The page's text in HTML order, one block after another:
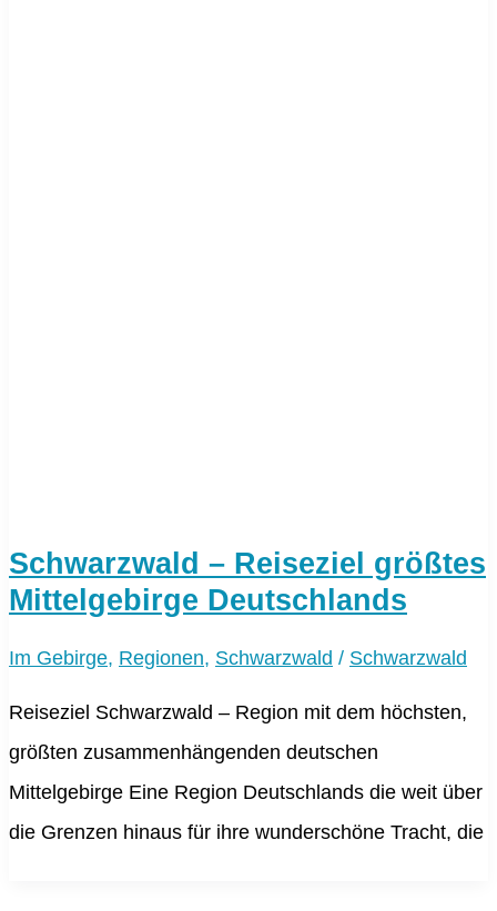
Schwarzwald – Reiseziel größtes
Mittelgebirge Deutschlands
Im Gebirge, Regionen, Schwarzwald / Schwarzwald
Reiseziel Schwarzwald – Region mit dem höchsten,
größten zusammenhängenden deutschen
Mittelgebirge Eine Region Deutschlands die weit über
die Grenzen hinaus für ihre wunderschöne Tracht, die